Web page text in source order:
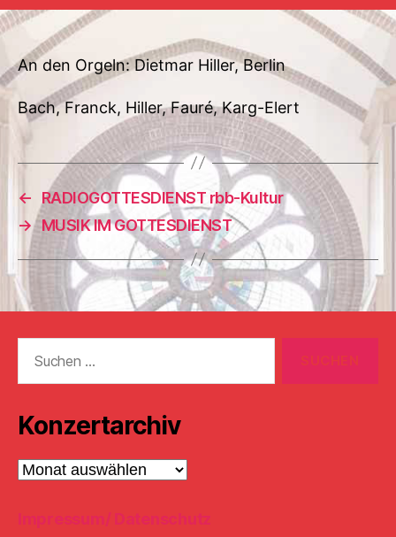
An den Orgeln: Dietmar Hiller, Berlin
Bach, Franck, Hiller, Fauré, Karg-Elert
←
RADIOGOTTESDIENST rbb-Kultur
→
MUSIK IM GOTTESDIENST
nach:
Konzertarchiv
Konzertarchiv
Impressum/ Datenschutz